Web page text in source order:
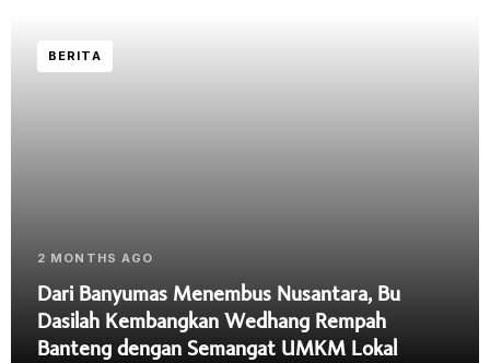
BERITA
2 MONTHS AGO
Dari Banyumas Menembus Nusantara, Bu
Dasilah Kembangkan Wedhang Rempah
Banteng dengan Semangat UMKM Lokal